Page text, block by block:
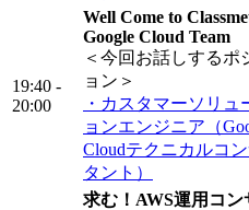
19:40 -
20:00
Well Come to
Google Cloud Team
＜今回お話しするポ
ョン＞
・カスタマーソリュ
ョンエンジニア（
Cloudテクニカルコ
タント）
求む！AWS運用コン